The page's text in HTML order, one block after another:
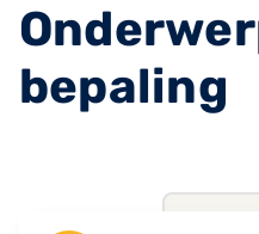
bepaling